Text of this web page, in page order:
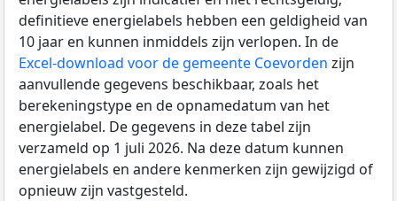
definitieve energielabels hebben een geldigheid van
10 jaar en kunnen inmiddels zijn verlopen. In de
Excel-download voor de gemeente Coevorden zijn
aanvullende gegevens beschikbaar, zoals het
berekeningstype en de opnamedatum van het
energielabel. De gegevens in deze tabel zijn
verzameld op 1 juli 2026. Na deze datum kunnen
energielabels en andere kenmerken zijn gewijzigd of
opnieuw zijn vastgesteld.